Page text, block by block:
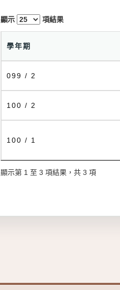
顯示 項結果
學年期
099 / 2
100 / 2
100 / 1
顯示第 1 至 3 項結果，共 3 項